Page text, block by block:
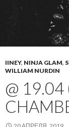
IINEY, NINJA GLAM,
WILLIAM NURDIN
@ 19.04